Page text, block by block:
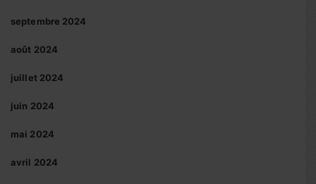
septembre 2024
août 2024
juillet 2024
juin 2024
mai 2024
avril 2024